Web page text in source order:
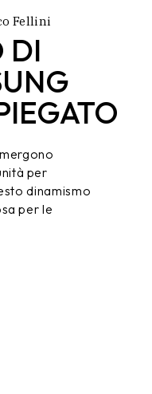
Fellini
DI
per
dinamismo
per le